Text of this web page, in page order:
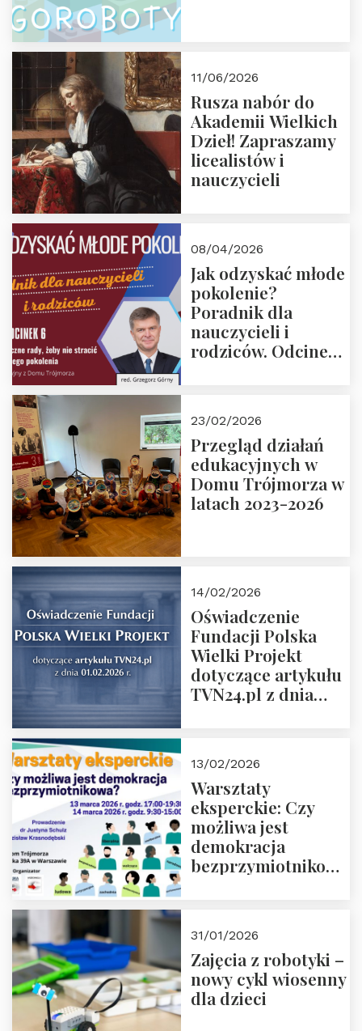
11/06/2026
Rusza nabór do
Akademii Wielkich
Dzieł! Zapraszamy
licealistów i
nauczycieli
08/04/2026
Jak odzyskać młode
pokolenie?
Poradnik dla
nauczycieli i
rodziców. Odcinek
Rozmawiają red.
Grzegorz Górny i
prof. Michał
Łuczewski
23/02/2026
Przegląd działań
edukacyjnych w
Domu Trójmorza w
latach 2023-2026
14/02/2026
Oświadczenie
Fundacji Polska
Wielki Projekt
dotyczące artykułu
TVN24.pl z dnia
13/02/2026
Warsztaty
eksperckie: Czy
możliwa jest
demokracja
bezprzymiotnikowa?
31/01/2026
Zajęcia z robotyki –
nowy cykl wiosenny
dla dzieci